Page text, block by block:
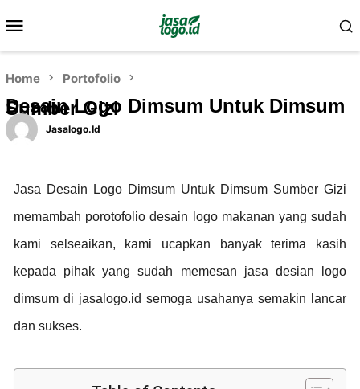
Home Portofolio
Desain Logo Dimsum Untuk Dimsum
Sumber Gizi
Jasalogo.id
Jasa Desain Logo Dimsum Untuk Dimsum Sumber Gizi
memambah porotofolio desain logo makanan yang sudah
kami selseaikan, kami ucapkan banyak terima kasih
kepada pihak yang sudah memesan jasa desian logo
dimsum di jasalogo.id semoga usahanya semakin lancar
dan sukses.